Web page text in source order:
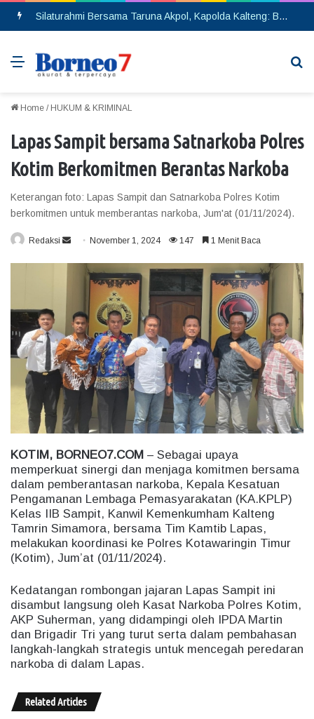
Silaturahmi Bersama Taruna Akpol, Kapolda Kalteng: Beri Manfaat Nyata dan Inspiratif Bagi Siswa di Sekolah Rakyat
Menu
Home / HUKUM & KRIMINAL
Lapas Sampit bersama Satnarkoba Polres
Kotim Berkomitmen Berantas Narkoba
Keterangan foto: Lapas Sampit dan Satnarkoba Polres Kotim
berkomitmen untuk memberantas narkoba, Jum'at (01/11/2024).
Redaksi
n
e
m
a
i
November 1, 2024 147 1 Menit Baca
KOTIM, BORNEO7.COM – Sebagai upaya
memperkuat sinergi dan menjaga komitmen bersama
dalam pemberantasan narkoba, Kepala Kesatuan
Pengamanan Lembaga Pemasyarakatan (KA.KPLP)
Kelas IIB Sampit, Kanwil Kemenkumham Kalteng
Tamrin Simamora, bersama Tim Kamtib Lapas,
melakukan koordinasi ke Polres Kotawaringin Timur
(Kotim), Jum’at (01/11/2024).
Kedatangan rombongan jajaran Lapas Sampit ini
disambut langsung oleh Kasat Narkoba Polres Kotim,
AKP Suherman, yang didampingi oleh IPDA Martin
dan Brigadir Tri yang turut serta dalam pembahasan
langkah-langkah strategis untuk mencegah peredaran
narkoba di dalam Lapas.
Related Articles